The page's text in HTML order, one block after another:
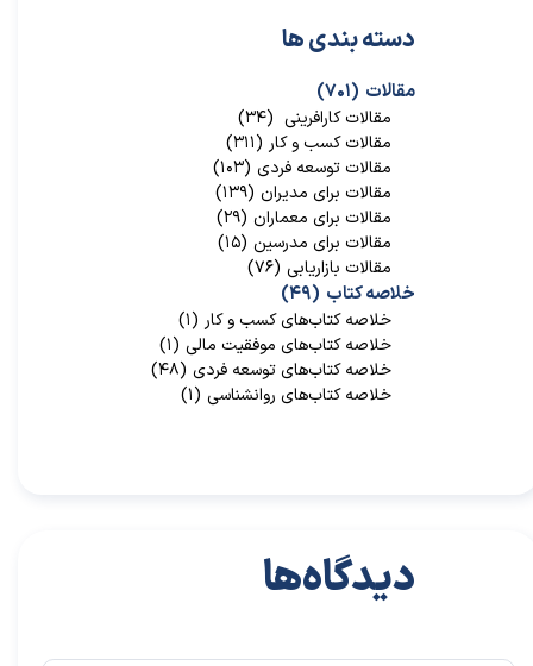
مقالات (۷۰۱)
مقالات کارافرینی (۳۴)
مقالات کسب و کار (۳۱۱)
مقالات توسعه فردی (۱۰۳)
مقالات برای مدیران (۱۳۹)
مقالات برای معماران (۲۹)
مقالات برای مدرسین (۱۵)
مقالات بازاریابی (۷۶)
خلاصه کتاب (۴۹)
خلاصه کتاب‌‌های کسب و کار (۱)
خلاصه کتاب‌‌های موفقیت مالی (۱)
خلاصه کتاب‌های توسعه فردی (۴۸)
خلاصه کتاب‌های روانشناسی (۱)
دسته بندی ها
دیدگاه‌ها